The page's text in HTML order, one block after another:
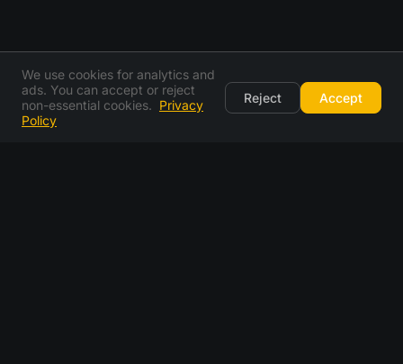
We use cookies for analytics and
ads. You can accept or reject
non-essential cookies. Privacy
Policy
Reject Accept